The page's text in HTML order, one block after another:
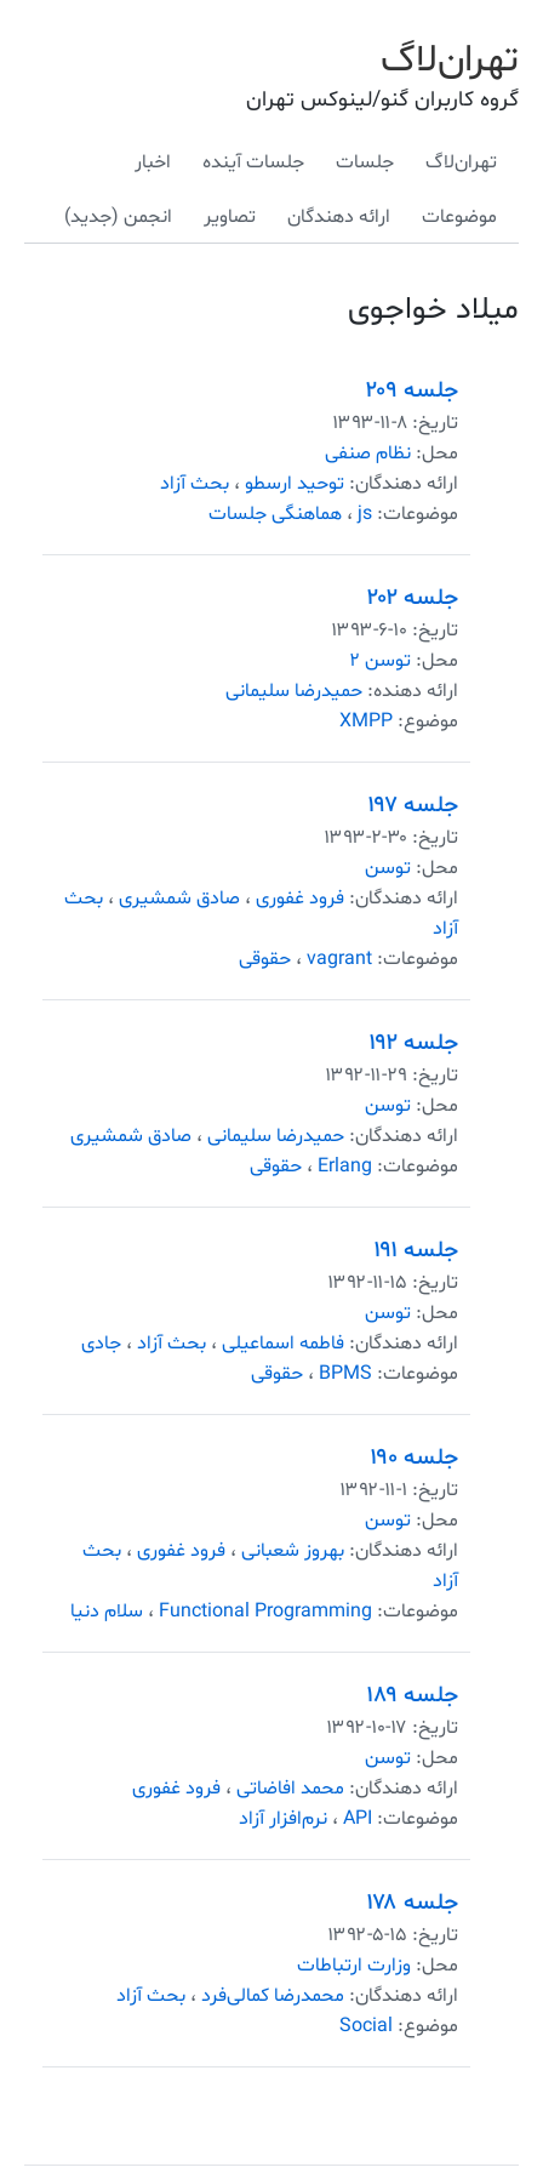
تهران‌لاگ
گروه کاربران گنو/لینوکس تهران
تهران‌لاگ جلسات جلسات آینده اخبار
موضوعات ارائه دهندگان تصاویر انجمن (جدید)
میلاد خواجوی
جلسه ۲۰۹
تاریخ: ۱۳۹۳-۱۱-۸
محل: نظام صنفی
ارائه دهندگان: توحید ارسطو ، بحث آزاد
موضوعات: js ، هماهنگی جلسات
جلسه ۲۰۲
تاریخ: ۱۳۹۳-۶-۱۰
محل: توسن ۲
ارائه دهنده: حمید‌رضا سلیمانی
موضوع: XMPP
جلسه ۱۹۷
تاریخ: ۱۳۹۳-۲-۳۰
محل: توسن
ارائه دهندگان: فرود غفوری ، صادق شمشیری ، بحث
آزاد
موضوعات: vagrant ، حقوقی
جلسه ۱۹۲
تاریخ: ۱۳۹۲-۱۱-۲۹
محل: توسن
ارائه دهندگان: حمیدرضا سلیمانی ، صادق شمشیری
موضوعات: Erlang ، حقوقی
جلسه ۱۹۱
تاریخ: ۱۳۹۲-۱۱-۱۵
محل: توسن
ارائه دهندگان: فاطمه اسماعیلی ، بحث آزاد ، جادی
موضوعات: BPMS ، حقوقی
جلسه ۱۹۰
تاریخ: ۱۳۹۲-۱۱-۱
محل: توسن
ارائه دهندگان: بهروز شعبانی ، فرود غفوری ، بحث
آزاد
موضوعات: Functional Programming ، سلام دنیا
جلسه ۱۸۹
تاریخ: ۱۳۹۲-۱۰-۱۷
محل: توسن
ارائه دهندگان: محمد افاضاتی ، فرود غفوری
موضوعات: API ، نرم‌افزار آزاد
جلسه ۱۷۸
تاریخ: ۱۳۹۲-۵-۱۵
محل: وزارت ارتباطات
ارائه دهندگان: محمدرضا کمالی‌فرد ، بحث آزاد
موضوع: Social